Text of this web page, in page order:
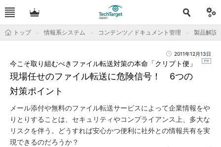
トップ 情報系システム コンテンツ／ドキュメント管理 製品解説
2011年12月13日
現場任せのファイル転送に危険信号！ 6つの
対策ポイント
今こそ取り組むべきファイル転送対策の本命「クリプト便」
メール添付や無料のファイル転送サービスによって企業情報をや
りとりすることは、セキュリティやコンプライアンス上、多大な
リスクを伴う。どうすれば安心かつ便利に社外との情報共有を実
現できるのだろうか？